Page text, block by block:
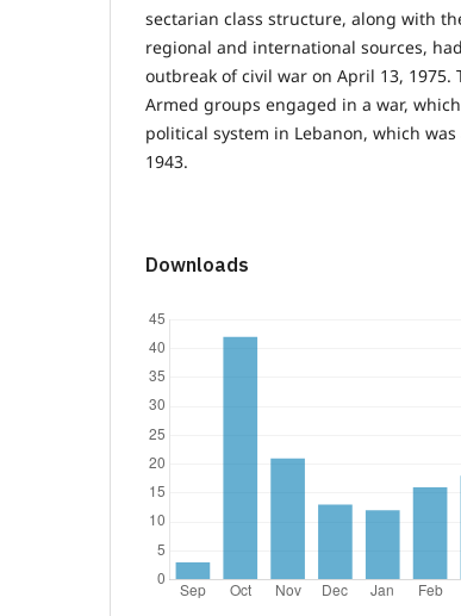
sectarian class structure, along with
regional and international sources,
outbreak of civil war on April 13,
Armed groups engaged in a war,
political system in Lebanon, which
1943.
Downloads